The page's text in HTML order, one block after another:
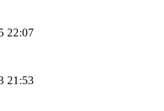
22:07
21:53